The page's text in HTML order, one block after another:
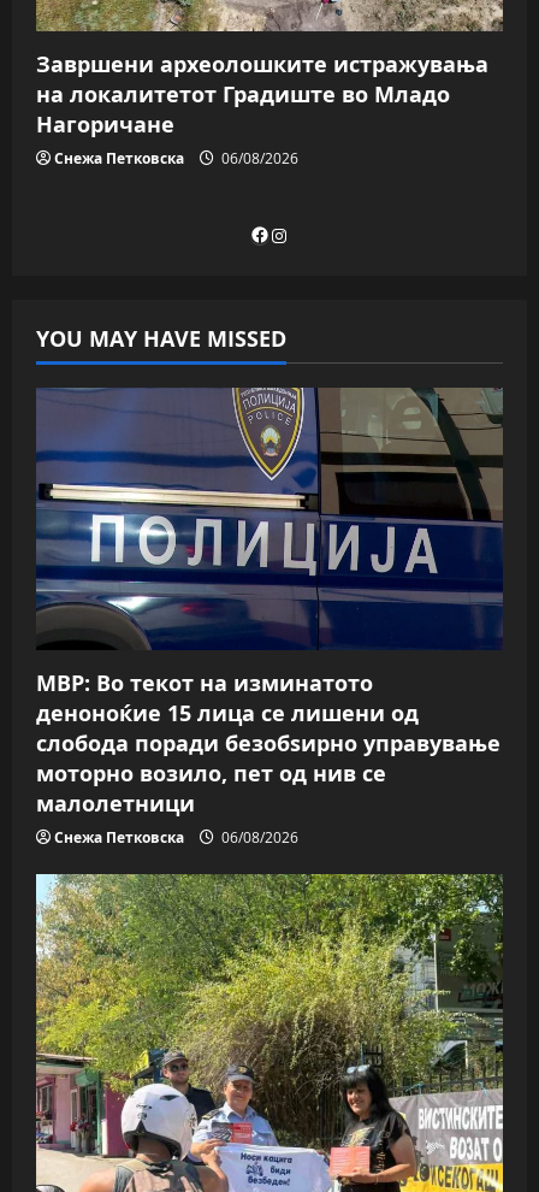
Завршени археолошките истражувања
на локалитетот Градиште во Младо
Нагоричане
Снежа Петковска 06/08/2026
Facebook
Instagram
YOU MAY HAVE MISSED
МВР: Во текот на изминатото
деноноќие 15 лица се лишени од
слобода поради безобѕирно управување
моторно возило, пет од нив се
малолетници
Снежа Петковска 06/08/2026